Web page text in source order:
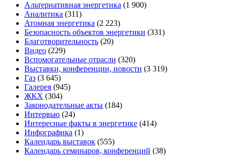
Альтернативная энергетика (1 900)
Аналитика (311)
Атомная энергетика (2 223)
Безопасность объектов энергетики (331)
Благотворительность (20)
Видео (229)
Вспомогательные отрасли (320)
Выставки, конференции, новости (3 319)
Газ (3 645)
Галерея (945)
ЖКХ (304)
Законодательные акты (184)
Интервью (24)
Интересные факты в энергетике (414)
Инфографика (1)
Календарь выставок (555)
Календарь семинаров, конференций (38)